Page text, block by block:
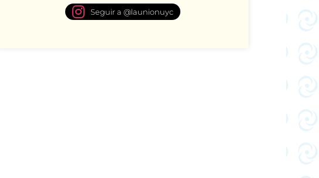
Seguir a @launionuyc